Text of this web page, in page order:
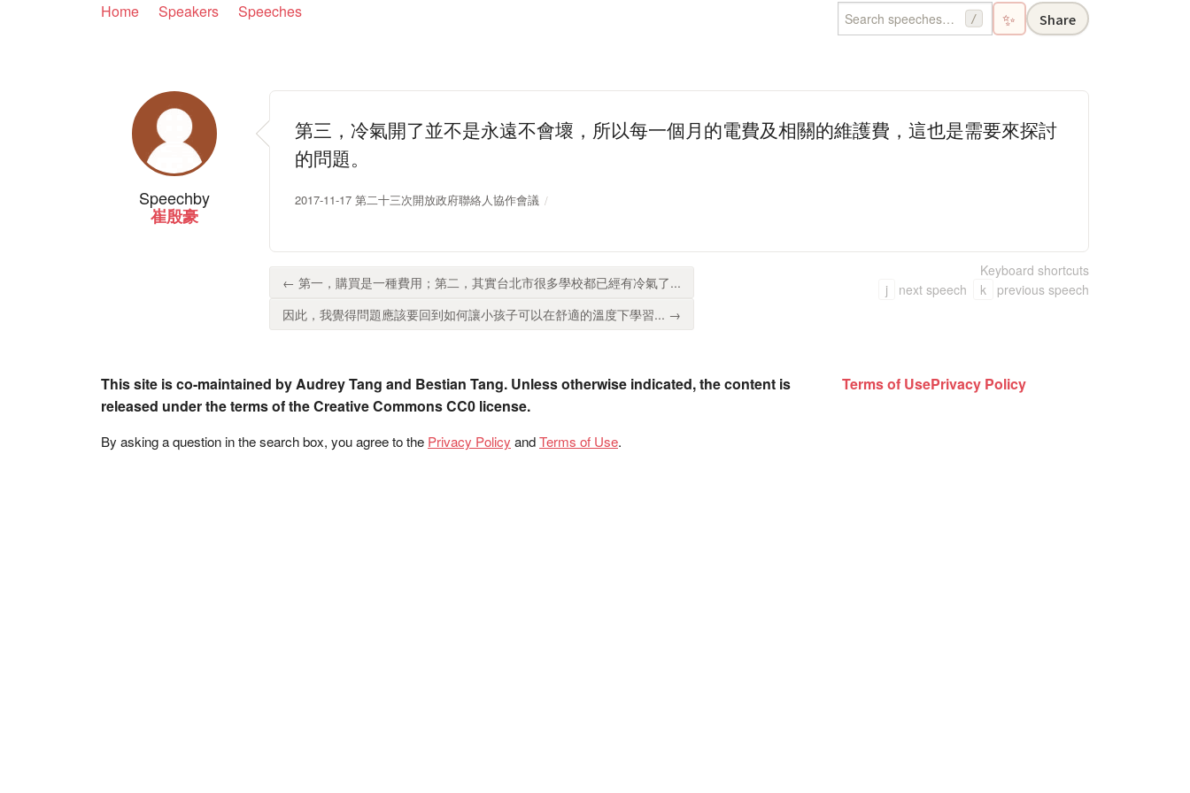
Home Speakers Speeches / ✨ Share
Speechby
崔殷豪
第三，冷氣開了並不是永遠不會壞，所以每一個月的電費及相關的維護費，這也是需要來探討
的問題。
2017-11-17 第二十三次開放政府聯絡人協作會議
← 第一，購買是一種費用；第二，其實台北市很多學校都已經有冷氣了...
因此，我覺得問題應該要回到如何讓小孩子可以在舒適的溫度下學習... →
Keyboard shortcuts
j
next speech k previous speech
This site is co-maintained by Audrey Tang and Bestian Tang. Unless otherwise indicated, the content is
released under the terms of the Creative Commons CC0 license.
By asking a question in the search box, you agree to the Privacy Policy andTerms of Use.
Terms of UsePrivacy Policy